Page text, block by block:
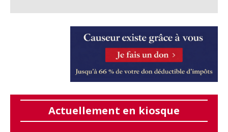
Actuellement en kiosque